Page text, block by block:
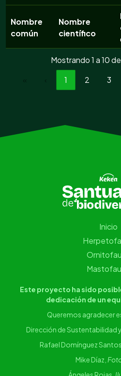
Nombre
común
Nombre
científico
Mostrando 1 a 10
1 2 3
Inicio
Este proyecto ha sido
dedicación de un
Queremos agradecer
Dirección de Sustentabilidad
Rafael Domínguez
Mike Díaz,